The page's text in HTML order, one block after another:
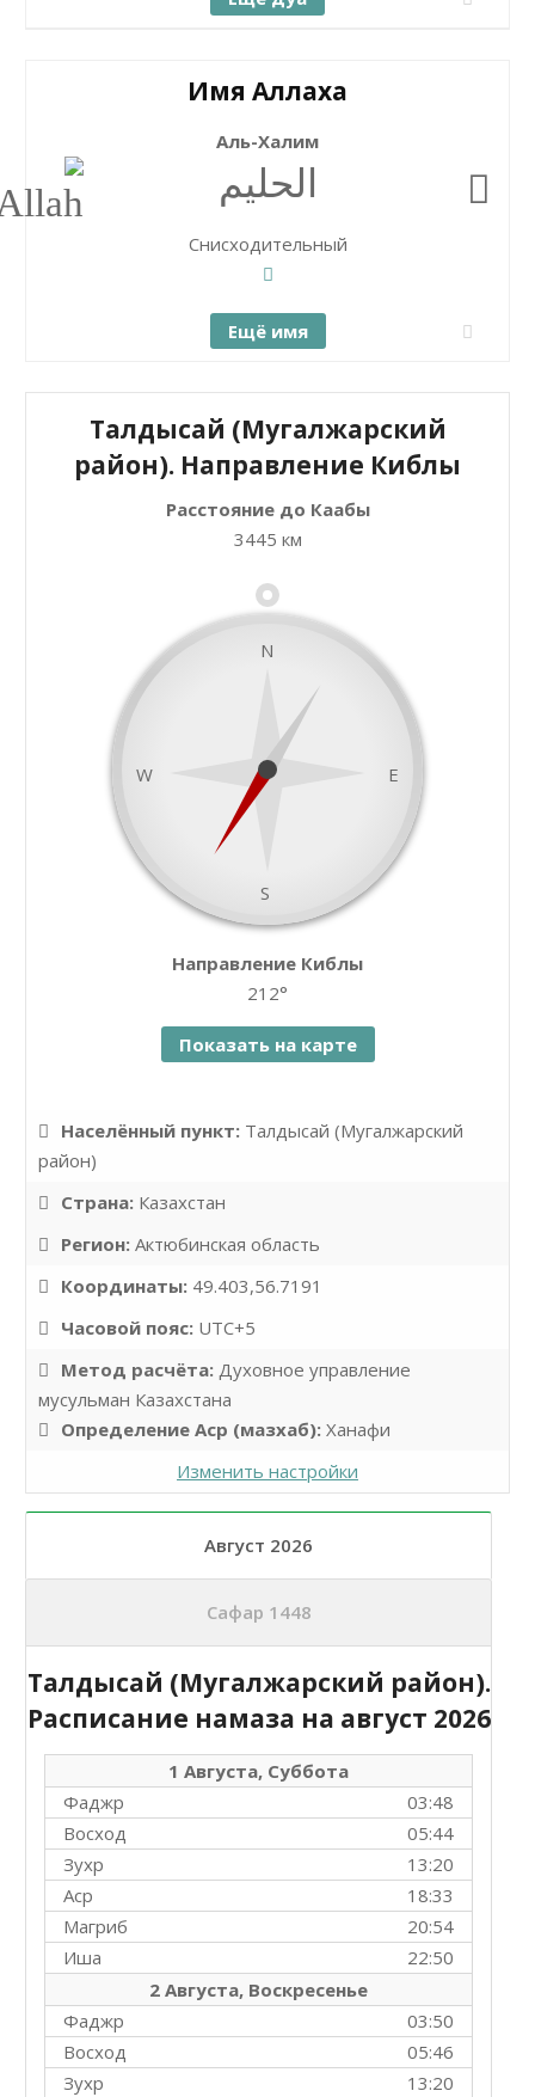
Имя Аллаха
Аль-Халим
الحليم
Снисходительный
Ещё имя
Талдысай (Мугалжарский
район). Направление Киблы
Расстояние до Каабы
3445 км
N
E
W
S
Направление Киблы
212°
Показать на карте
Leaflet| ©OpenStreetMap
Населённый пункт: Талдысай (Мугалжарский
район)
Страна: Казахстан
Регион: Актюбинская область
Координаты: 49.403,56.7191
Часовой пояс: UTC+5
Метод расчёта: Духовное управление
мусульман Казахстана
Определение Аср (мазхаб): Ханафи
Изменить настройки
Август 2026
Сафар 1448
Талдысай (Мугалжарский район).
Расписание намаза на август 2026
1 Августа, Суббота
03:48
Фаджр
05:44
Восход
13:20
Зухр
18:33
Аср
20:54
Магриб
22:50
Иша
2 Августа, Воскресенье
03:50
Фаджр
05:46
Восход
13:20
Зухр